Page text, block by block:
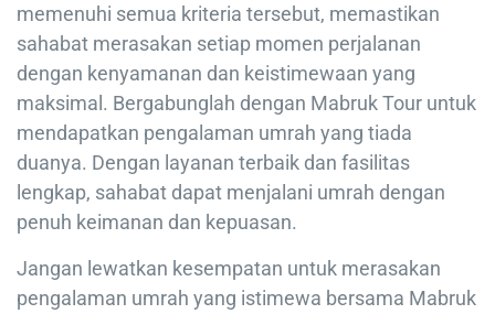
memenuhi semua kriteria tersebut, memastikan
sahabat merasakan setiap momen perjalanan
dengan kenyamanan dan keistimewaan yang
maksimal. Bergabunglah dengan Mabruk Tour untuk
mendapatkan pengalaman umrah yang tiada
duanya. Dengan layanan terbaik dan fasilitas
lengkap, sahabat dapat menjalani umrah dengan
penuh keimanan dan kepuasan.
Jangan lewatkan kesempatan untuk merasakan
pengalaman umrah yang istimewa bersama Mabruk